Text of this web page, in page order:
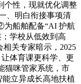
性，现就优化调整
、明白衔接事项清
为船舶配备“AI 护航
学校从低效到高
关专家暗示，2025
体育课更科学、更
猫咪管家系统，市
立异成长高地扶植